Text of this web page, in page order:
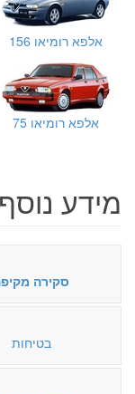
אלפא רומיאו 156
אלפא רומיאו 75
מידע
סקירה
בטיחות